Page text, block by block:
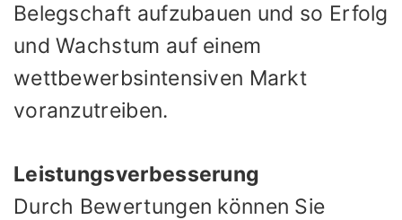
Belegschaft aufzubauen und so Erfolg
und Wachstum auf einem
wettbewerbsintensiven Markt
voranzutreiben.
Leistungsverbesserung
Durch Bewertungen können Sie